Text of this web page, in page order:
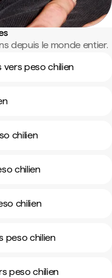
depuis le monde entier.
vers peso chilien
chilien
chilien
chilien
peso chilien
peso chilien